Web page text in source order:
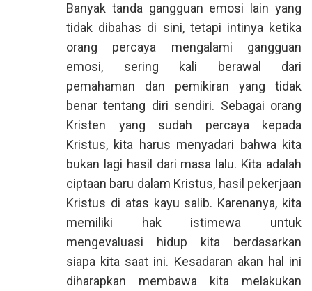
Banyak tanda gangguan emosi lain yang
tidak dibahas di sini, tetapi intinya ketika
orang percaya mengalami gangguan
emosi, sering kali berawal dari
pemahaman dan pemikiran yang tidak
benar tentang diri sendiri. Sebagai orang
Kristen yang sudah percaya kepada
Kristus, kita harus menyadari bahwa kita
bukan lagi hasil dari masa lalu. Kita adalah
ciptaan baru dalam Kristus, hasil pekerjaan
Kristus di atas kayu salib. Karenanya, kita
memiliki hak istimewa untuk
mengevaluasi hidup kita berdasarkan
siapa kita saat ini. Kesadaran akan hal ini
diharapkan membawa kita melakukan